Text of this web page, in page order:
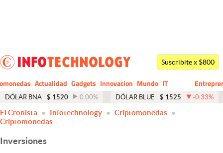
Dólar
Economía y Política
Finanzas y Mercados
Suscribite x $800
Actualidad Gadgets Innovacion Mundo
CIO
IT
Business
DÓLAR BNA $ 1520 0.00% DÓLAR BLUE $ 1525 -0.33%
El Cronista Infotechnology
Criptomonedas
Criptomonedas
Inversiones